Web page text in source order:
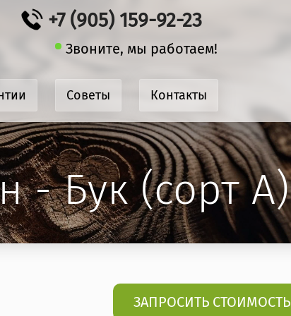
Cоветы Контакты
+7 (905) 159-92-23
Звоните, мы работаем!
- Бук (сорт A)
ЗАПРОСИТЬ СТОИМОСТЬ